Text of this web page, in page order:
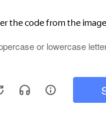
до -70%